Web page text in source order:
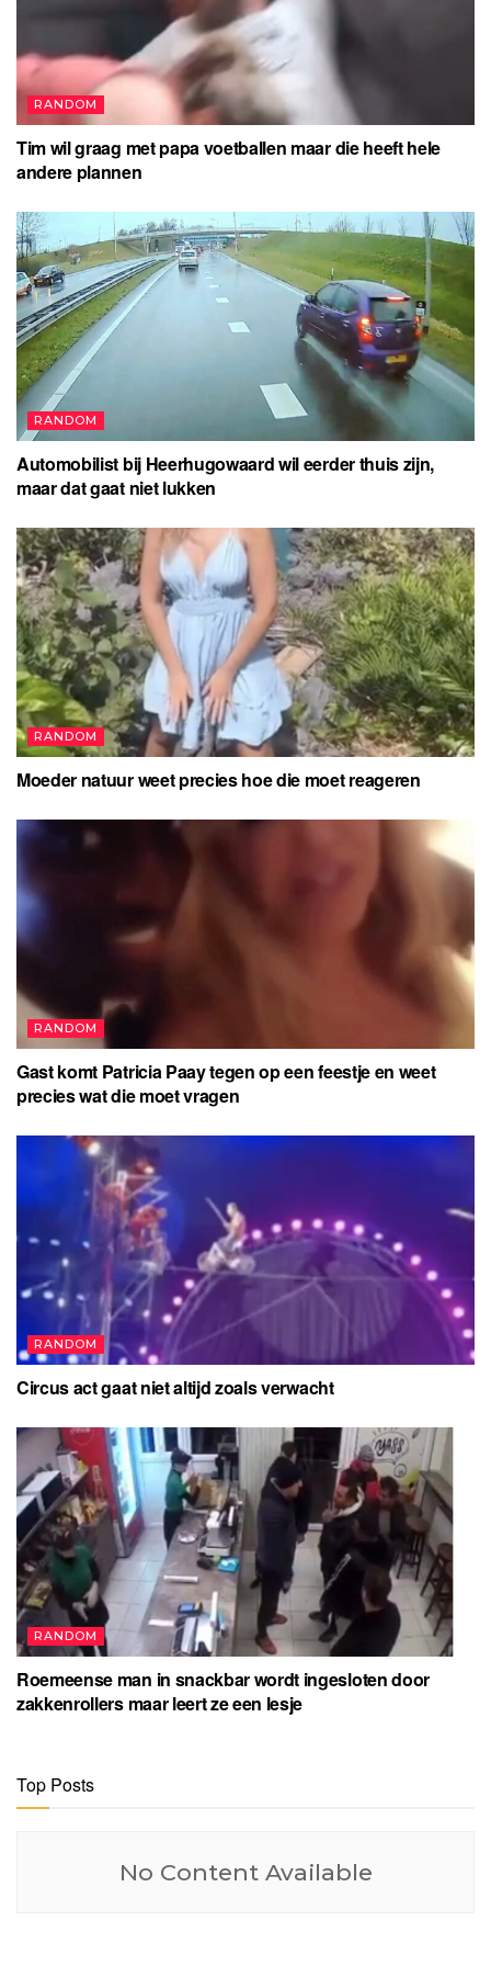
RANDOM
Tim wil graag met papa voetballen maar die heeft hele
andere plannen
RANDOM
Automobilist bij Heerhugowaard wil eerder thuis zijn,
maar dat gaat niet lukken
RANDOM
Moeder natuur weet precies hoe die moet reageren
RANDOM
Gast komt Patricia Paay tegen op een feestje en weet
precies wat die moet vragen
RANDOM
Circus act gaat niet altijd zoals verwacht
RANDOM
Roemeense man in snackbar wordt ingesloten door
zakkenrollers maar leert ze een lesje
Top Posts
No Content Available